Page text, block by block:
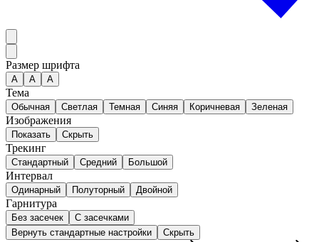
Размер шрифта
А A A
Тема
Обычная Светлая Темная Синяя Коричневая Зеленая
Изображения
Показать Скрыть
Трекинг
Стандартный Средний Большой
Интервал
Одинарный Полуторный Двойной
Гарнитура
Без засечек
С засечками
Вернуть стандартные настройки
Скрыть